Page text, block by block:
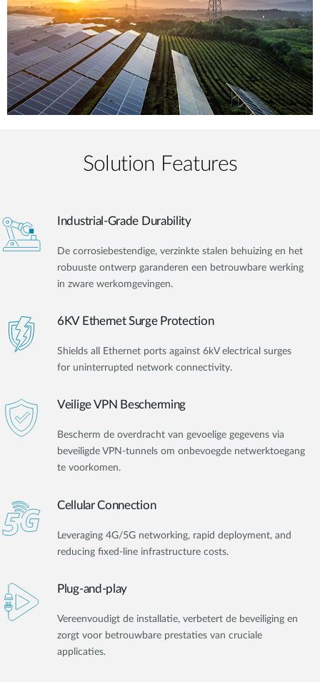
Solution Features
Industrial-Grade Durability
De corrosiebestendige, verzinkte stalen behuizing en het
robuuste ontwerp garanderen een betrouwbare werking
in zware werkomgevingen.
6KV Ethernet Surge Protection
Shields all Ethernet ports against 6kV electrical surges
for uninterrupted network connectivity.
Veilige VPN Bescherming
Bescherm de overdracht van gevoelige gegevens via
beveiligde VPN-tunnels om onbevoegde netwerktoegang
te voorkomen.
Cellular Connection
Leveraging 4G/5G networking, rapid deployment, and
reducing fixed-line infrastructure costs.
Plug-and-play
Vereenvoudigt de installatie, verbetert de beveiliging en
zorgt voor betrouwbare prestaties van cruciale
applicaties.